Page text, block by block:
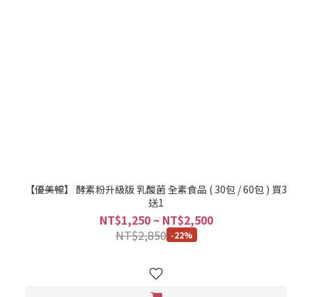
【優美暢】 酵素粉升級版 乳酸菌 全素食品 ( 30包 / 60包 ) 買3
送1
NT$1,250 ~ NT$2,500
NT$2,850 -22%